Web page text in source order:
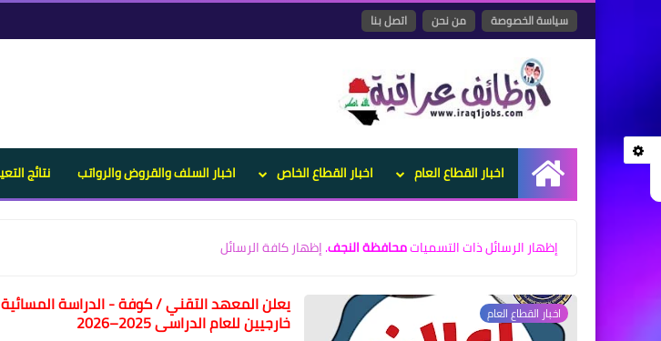
سياسة الخصوصة من نحن اتصل بنا
الرئيسية
اخبار القطاع العام اخبار القطاع الخاص اخبار السلف والقروض والرواتب نتائج
‏إظهار الرسائل ذات التسمياتمحافظة النجف.إظهار كافة الرسائل
اخبار القطاع العام يعلن المعهد التقني / كوفة - الدراسة
خارجيين للعام الدراسي 2025–2026